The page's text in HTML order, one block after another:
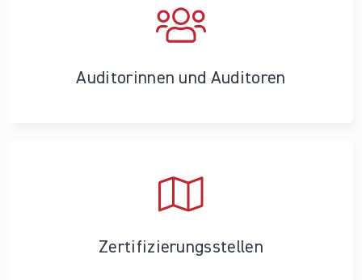
Auditorinnen und Auditoren
Zertifizierungs­stellen